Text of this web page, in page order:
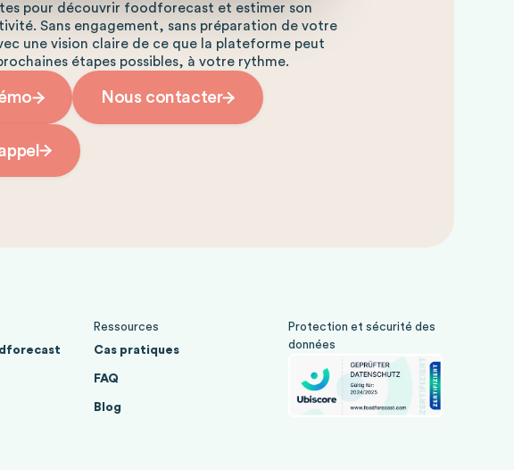
pour découvrir foodforecast et estimer son
Sans engagement, sans préparation de votre
une vision claire de ce que la plateforme peut
étapes possibles, à votre rythme.
Nous contacter
Ressources
Cas pratiques
FAQ
Blog
Protection et sécurité des
données